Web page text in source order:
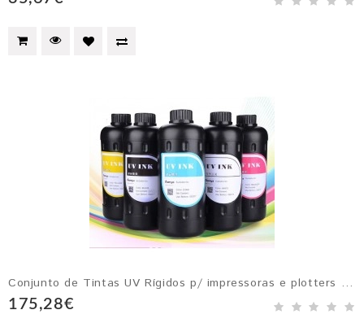
Conjunto de Tintas UV Rígidos p/ impressoras e plotters com cabeçotes Epson DX4, DX5, DX6 e DX7 Preto, Amarelo, Magenta, Ciano e Branco
175,28€